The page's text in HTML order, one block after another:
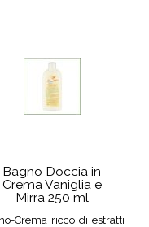
Bagno Doccia in
Crema Vaniglia e
Mirra 250 ml
Crema ricco di estratti